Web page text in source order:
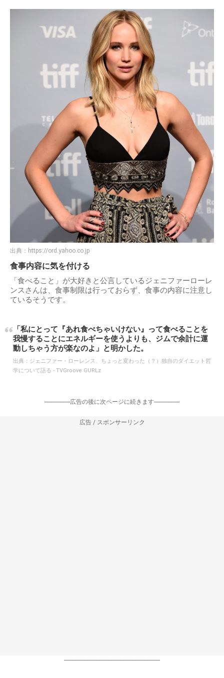
出典： https://ord.yahoo.co.jp
食事内容に気を付ける
「食べること」が大好きと公言しているジェニファーローレ
ンスさんは、食事制限は行っておらず、食事の内容に注意し
ているそうです。
「私にとって『あれ食べちゃいけない』って食べることを
我慢することにエネルギーを使うよりも、ジムで余計に運
動しちゃう方が楽なのよ」と明かした。
出典： ジェニファー・ローレンス、ちょっと変わった（？）独自のダイエット哲
学について語る - TVGroove GURLz
-----------------広告の後に次ページに続きます-----------------
広告 / スポンサーリンク
----------------------------------------------------------------